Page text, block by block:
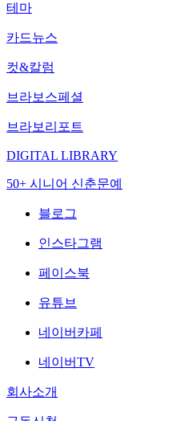
테마
카드뉴스
컷&칼럼
브라보스페셜
브라보리포트
DIGITAL LIBRARY
50+ 시니어 신춘문예
블로그
인스타그램
페이스북
유튜브
네이버카페
네이버TV
회사소개